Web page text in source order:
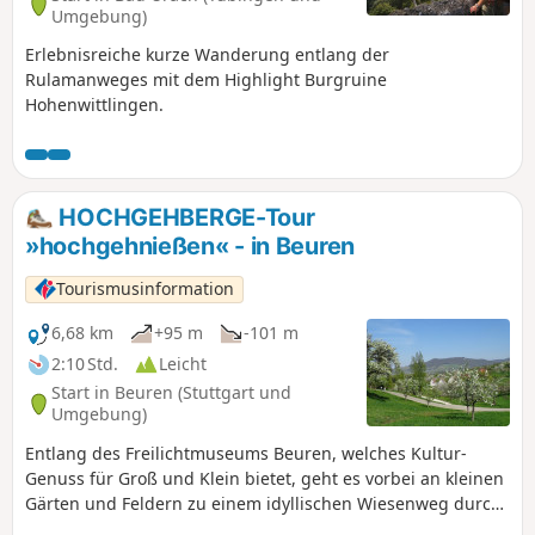
und über natürliche Blumenwiesen zum Vulkanembryo
Hohbölle (längst erloschener kl. Vulkan). Bänke und Liegen
entlang des Weges laden zu einer Pause ein. Auch die hoch
gefestigte Burgruine Hohenneuffen, eine der größten
Festungsanlagen Süddeutschlands, ist immer einen
Umgebung)
Erlebnisreiche kurze Wanderung entlang der
Rulamanweges mit dem Highlight Burgruine
Hohenwittlingen.
HOCHGEHBERGE-Tour
»hochgehnießen« - in Beuren
Tourismusinformation
6,68 km
+95 m
-101 m
2:10 Std.
Leicht
Start in Beuren (Stuttgart und
Umgebung)
Entlang des Freilichtmuseums Beuren, welches Kultur-
Genuss für Groß und Klein bietet, geht es vorbei an kleinen
Gärten und Feldern zu einem idyllischen Wiesenweg durch